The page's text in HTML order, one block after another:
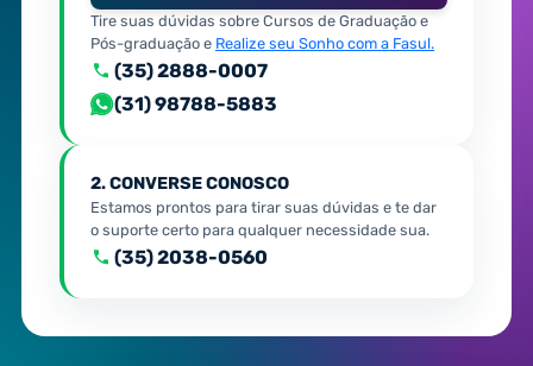
Tire suas dúvidas sobre Cursos de Graduação e
Pós-graduação e Realize seu Sonho com a Fasul.
(35) 2888-0007
(31) 98788-5883
2. CONVERSE CONOSCO
Estamos prontos para tirar suas dúvidas e te dar
o suporte certo para qualquer necessidade sua.
(35) 2038-0560